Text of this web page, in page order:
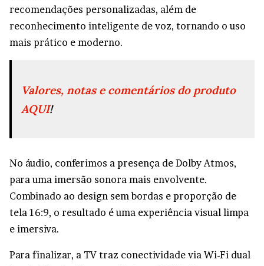
recomendações personalizadas, além de
reconhecimento inteligente de voz, tornando o uso
mais prático e moderno.
Valores, notas e comentários do produto
AQUI!
No áudio, conferimos a presença de Dolby Atmos,
para uma imersão sonora mais envolvente.
Combinado ao design sem bordas e proporção de
tela 16:9, o resultado é uma experiência visual limpa
e imersiva.
Para finalizar, a TV traz conectividade via Wi-Fi dual